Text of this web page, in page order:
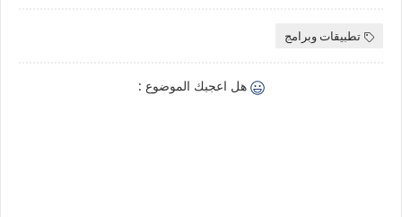
تطبيقات وبرامج
هل اعجبك الموضوع :